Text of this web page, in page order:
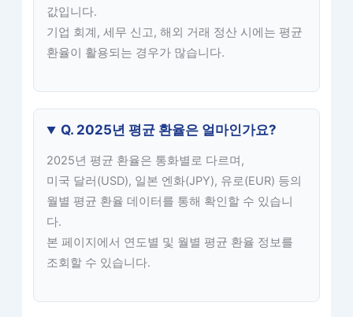
값입니다.
기업 회계, 세무 신고, 해외 거래 정산 시에는 평균
환율이 활용되는 경우가 많습니다.
Q. 2025년 평균 환율은 얼마인가요?
2025년 평균 환율은 통화별로 다르며,
미국 달러(USD), 일본 엔화(JPY), 유로(EUR) 등의
월별 평균 환율 데이터를 통해 확인할 수 있습니
다.
본 페이지에서 연도별 및 월별 평균 환율 정보를
조회할 수 있습니다.